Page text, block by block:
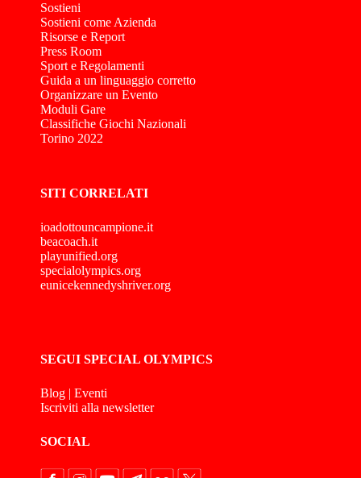
Sostieni
Sostieni come Azienda
Risorse e Report
Press Room
Sport e Regolamenti
Guida a un linguaggio corretto
Organizzare un Evento
Moduli Gare
Classifiche Giochi Nazionali
Torino 2022
SITI CORRELATI
ioadottouncampione.it
beacoach.it
playunified.org
specialolympics.org
eunicekennedyshriver.org
SEGUI SPECIAL OLYMPICS
Blog | Eventi
Iscriviti alla newsletter
SOCIAL